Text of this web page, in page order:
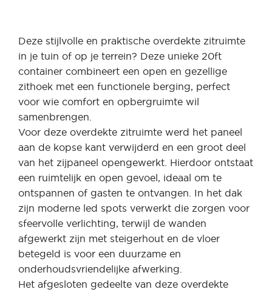
Deze stijlvolle en praktische overdekte zitruimte
in je tuin of op je terrein? Deze unieke 20ft
container combineert een open en gezellige
zithoek met een functionele berging, perfect
voor wie comfort en opbergruimte wil
samenbrengen.
Voor deze overdekte zitruimte werd het paneel
aan de kopse kant verwijderd en een groot deel
van het zijpaneel opengewerkt. Hierdoor ontstaat
een ruimtelijk en open gevoel, ideaal om te
ontspannen of gasten te ontvangen. In het dak
zijn moderne led spots verwerkt die zorgen voor
sfeervolle verlichting, terwijl de wanden
afgewerkt zijn met steigerhout en de vloer
betegeld is voor een duurzame en
onderhoudsvriendelijke afwerking.
Het afgesloten gedeelte van deze overdekte